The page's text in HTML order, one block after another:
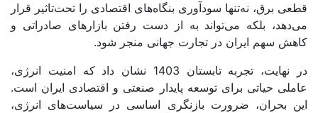
قطعی برق، نه‌تنها سودآوری بنگاه‌‌‌های اقتصادی را تحت‌تاثیر قرار
می‌دهد، بلکه می‌‌‌تواند به از دست رفتن بازارهای صادراتی و
کاهش سهم ایران در تجارت جهانی منجر شود.
در نهایت، تجربه تابستان 1403 نشان داد که امنیت انرژی،
عاملی حیاتی برای توسعه پایدار صنعتی و اقتصادی ایران است.
این بحران، ضرورت بازنگری اساسی در سیاست‌‌‌های انرژی،